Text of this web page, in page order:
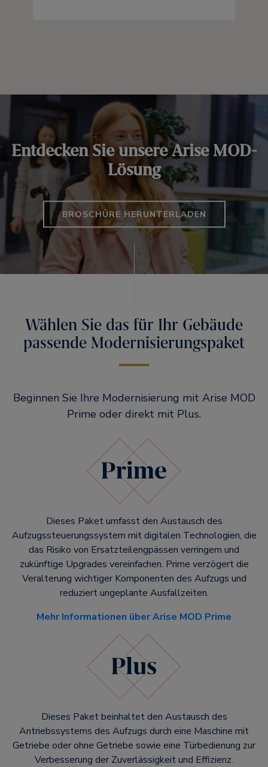
Entdecken Sie unsere Arise MOD-
Lösung
BROSCHÜRE HERUNTERLADEN
Wählen Sie das für Ihr Gebäude
passende Modernisierungspaket
Beginnen Sie Ihre Modernisierung mit Arise MOD
Prime oder direkt mit Plus.
Dieses Paket umfasst den Austausch des
Aufzugssteuerungssystem mit digitalen Technologien, die
das Risiko von Ersatzteilengpässen verringern und
zukünftige Upgrades vereinfachen. Prime verzögert die
Veralterung wichtiger Komponenten des Aufzugs und
reduziert ungeplante Ausfallzeiten.
Mehr Informationen über Arise MOD Prime
Dieses Paket beinhaltet den Austausch des
Antriebssystems des Aufzugs durch eine Maschine mit
Getriebe oder ohne Getriebe sowie eine Türbedienung zur
Verbesserung der Zuverlässigkeit und Effizienz.